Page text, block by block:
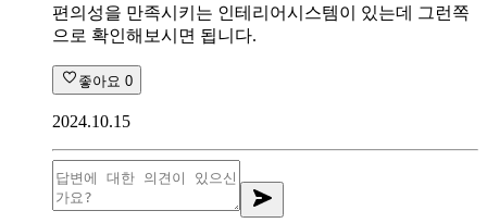
편의성을 만족시키는 인테리어시스템이 있는데 그런쪽
으로 확인해보시면 됩니다.
좋아요 0
2024.10.15